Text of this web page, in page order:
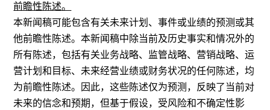
前瞻性陈述。
本新闻稿可能包含有关未来计划、事件或业绩的预测或其
他前瞻性陈述。本新闻稿中除当前及历史事实和情况外的
所有陈述，包括有关业务战略、监管战略、营销战略、运
营计划和目标、未来经营业绩或财务状况的任何陈述，均
为前瞻性陈述。因此，这些陈述仅为预测，反映了当前对
未来的信念和预期，但基于假设，受风险和不确定性影